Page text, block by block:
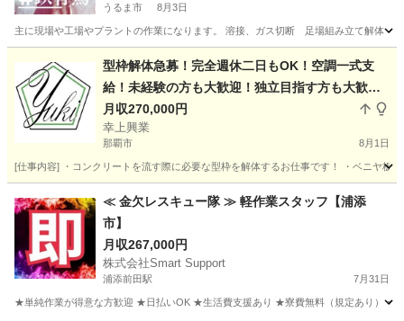
うるま市 8月3日
主に現場や工場やプラントの作業になります。 溶接、ガス切断 足場組み立て解体
その他 鍛冶屋
型枠解体急募！完全週休二日もOK！空調一式支
給！未経験の方も大歓迎！独立目指す方も大歓
迎！協力会社も募集してます！
月収270,000円
幸上興業
那覇市 8月1日
[仕事内容] ・コンクリートを流す際に必要な型枠を解体するお仕事です！ ・ベニヤ
その他 未経験
≪ 金欠レスキュー隊 ≫ 軽作業スタッフ【浦添
市】
月収267,000円
株式会社Smart Support
浦添前田駅 7月31日
★単純作業が得意な方歓迎 ★日払いOK ★生活費支援あり ★寮費無料（規定あり） ★